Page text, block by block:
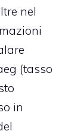
nel
(tasso
in